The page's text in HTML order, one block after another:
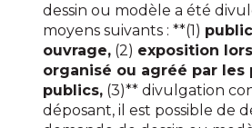
dessin ou modèle a été
moyens suivants : **(1)
ouvrage, (2) exposition
organisé ou agréé par les
publics, (3)** divulgation
déposant, il est possible de